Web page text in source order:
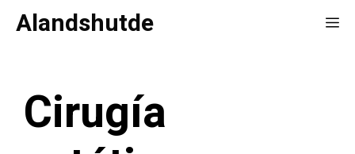
Saltar
Alandshutde
Cirugía